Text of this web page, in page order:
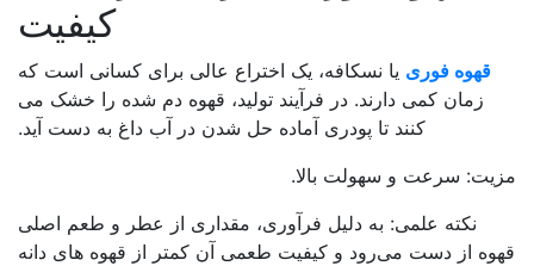
کیفیت
فورییا نسکافه، یک اختراع عالی برای کسانی است که
کمی دارند. در فرآیند تولید، قهوه دم شده را خشک می
کنند تا پودری آماده حل شدن در آب داغ به دست آید.
سرعت و سهولت بالا.
نکته علمی: به دلیل فرآوری، مقداری از عطر و طعم اصلی
از دست می‌رود و کیفیت طعمی آن کمتر از قهوه های دانه